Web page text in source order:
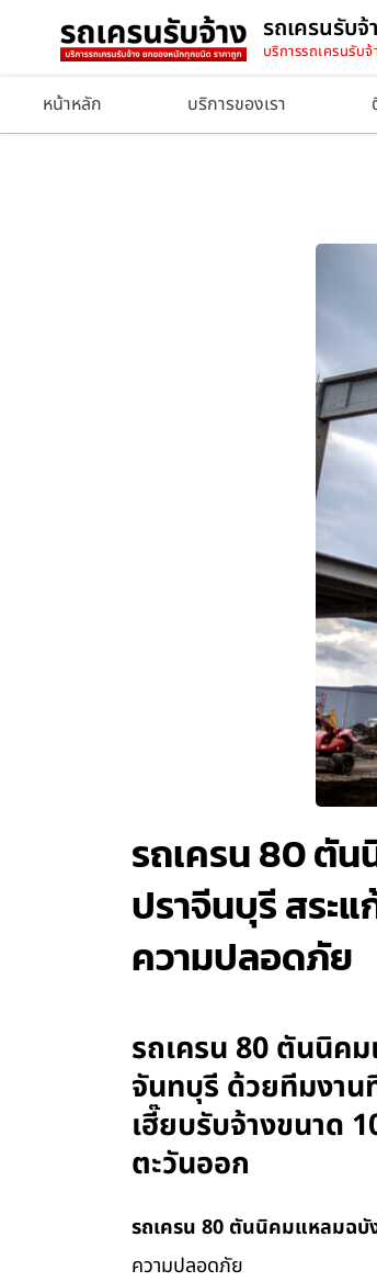
รถเครนรับ
บริการรถเครนรับจ้
หน้าหลัก บริการของเรา
รถเครน 80 ตั
ปราจีนบุรี สระ
ความปลอดภัย
รถเครน 80 ตันนิค
จันทบุรี ด้วยทีมงาน
เฮี๊ยบรับจ้างขนาด
ตะวันออก
รถเครน 80 ตันนิคมแหลมฉบั
ความปลอดภัย